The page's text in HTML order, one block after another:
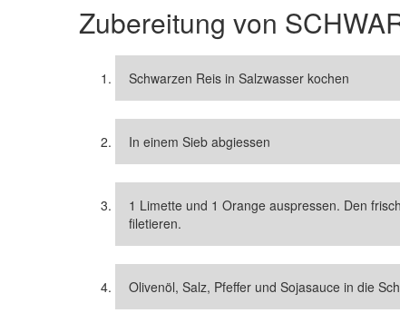
Zubereitung von
Schwarzen Reis in Salzwasser kochen
In einem Sieb abgiessen
1 Limette und 1 Orange auspressen. Den
filetieren.
Olivenöl, Salz, Pfeffer und Sojasauce in die